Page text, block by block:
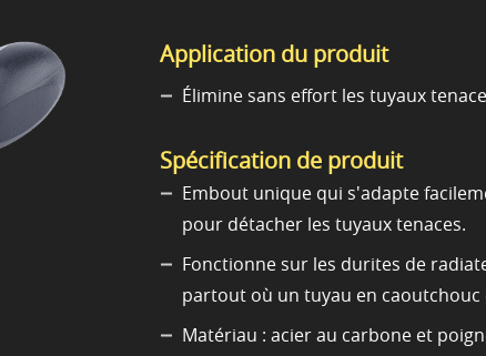
Application du produit
Élimine sans effort les tuyaux
Spécification de produit
Embout unique qui s'adapte
pour détacher les tuyaux tenaces.
Fonctionne sur les durites de
partout où un tuyau en caoutchouc
Matériau : acier au carbone et